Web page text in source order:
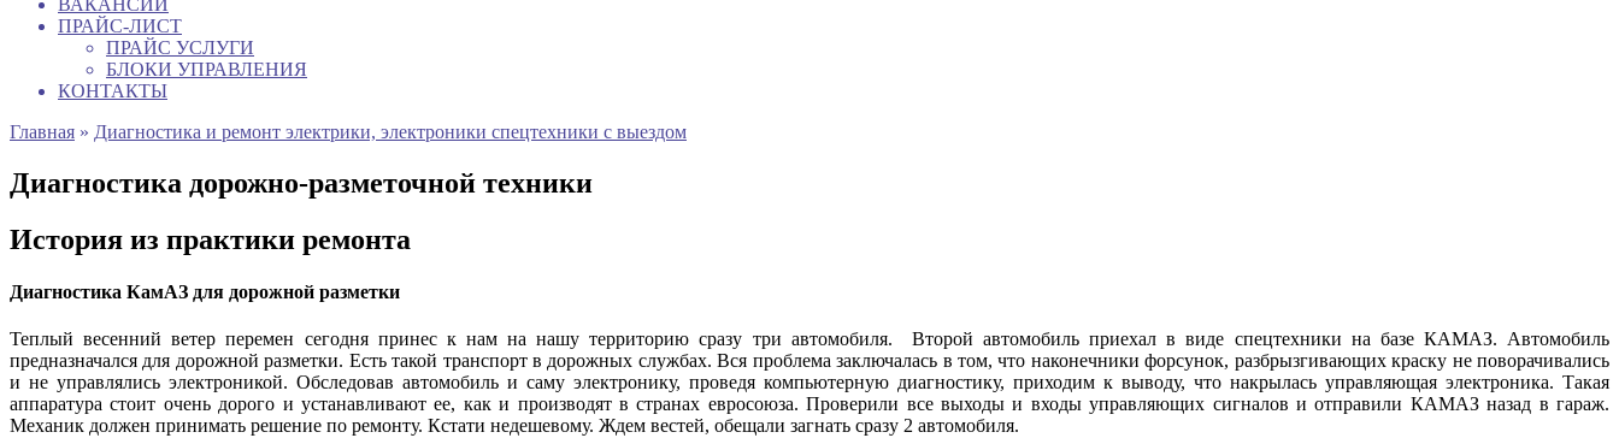
ВАКАНСИИ
ПРАЙС-ЛИСТ
ПРАЙС УСЛУГИ
БЛОКИ УПРАВЛЕНИЯ
КОНТАКТЫ
Главная » Диагностика и ремонт электрики, электроники спецтехники с выездом
Диагностика дорожно-разметочной техники
История из практики ремонта
Диагностика КамАЗ для дорожной разметки
Теплый весенний ветер перемен сегодня принес к нам на нашу территорию сразу три автомобиля. Второй автомобиль приехал в виде спецтехники на базе КАМАЗ. Автомобиль
предназначался для дорожной разметки. Есть такой транспорт в дорожных службах. Вся проблема заключалась в том, что наконечники форсунок, разбрызгивающих краску не поворачивались
и не управлялись электроникой. Обследовав автомобиль и саму электронику, проведя компьютерную диагностику, приходим к выводу, что накрылась управляющая электроника. Такая
аппаратура стоит очень дорого и устанавливают ее, как и производят в странах евросоюза. Проверили все выходы и входы управляющих сигналов и отправили КАМАЗ назад в гараж.
Механик должен принимать решение по ремонту. Кстати недешевому. Ждем вестей, обещали загнать сразу 2 автомобиля.